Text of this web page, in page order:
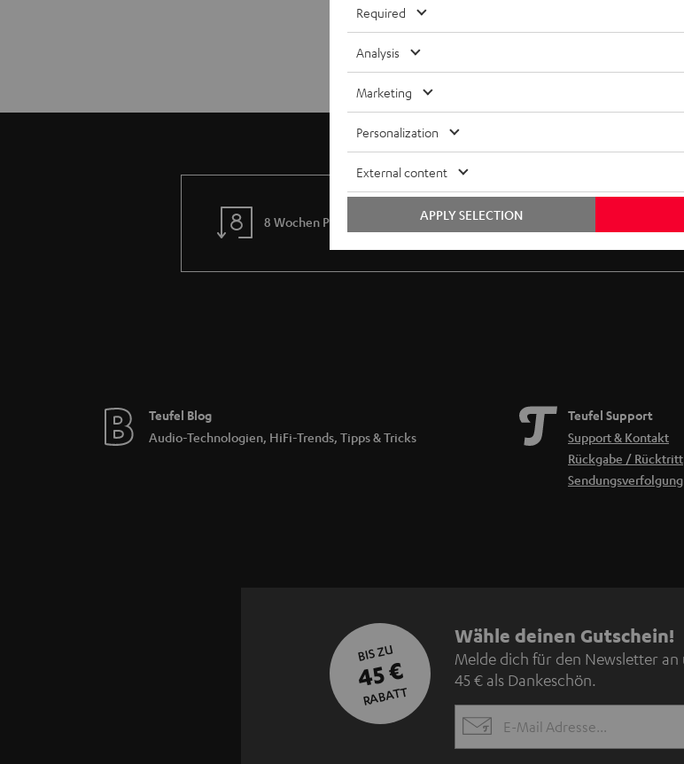
8 Wochen Probehören Gratis Rückversand Inhouse
Teufel Blog
Audio-Technologien, HiFi-Trends, Tipps & Tricks
Teufel Support
Support & Kontakt
Rückgabe / Rücktritt
Sendungsverfolgung
BIS ZU
45 €
RABATT
N
e
w
s
Wähle deinen Gutschein!
Melde dich für den Newsletter an
45 € als Dankeschön.
EMAIL
Required
Analysis
Marketing
Personalization
External content
APPLY SELECTION